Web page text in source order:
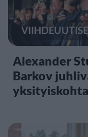
Alexander
Barkov